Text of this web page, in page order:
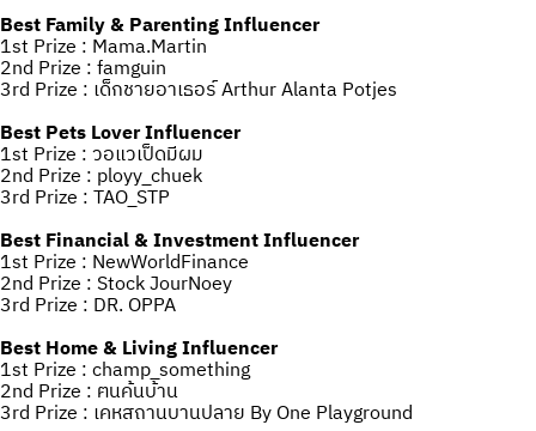
Best Family & Parenting Influencer
1st Prize : Mama.Martin
2nd Prize : famguin
3rd Prize : เด็กชายอาเธอร์ Arthur Alanta Potjes
Best Pets Lover Influencer
1st Prize : วอแวเป็ดมีผม
2nd Prize : ployy_chuek
3rd Prize : TAO_STP
Best Financial & Investment Influencer
1st Prize : NewWorldFinance
2nd Prize : Stock JourNoey
3rd Prize : DR. OPPA
Best Home & Living Influencer
1st Prize : champ_something
2nd Prize : ฅนค้นบ้าน
3rd Prize : เคหสถานบานปลาย By One Playground